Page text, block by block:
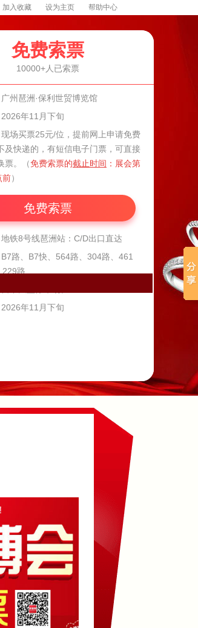
加入收藏 设为主页 帮助中心
免费索票
10000+人已索票
广州琶洲·保利世贸博览馆
2026年11月下旬
现场买票25元/位，提前网上申请免费
及快递的，有短信电子门票，可直接
票。（免费索票的截止时间 ：展会第
前）
地铁8号线琶洲站：C/D出口直达
B7路、B7快、564路、304路、461
229路
2026年11月下旬